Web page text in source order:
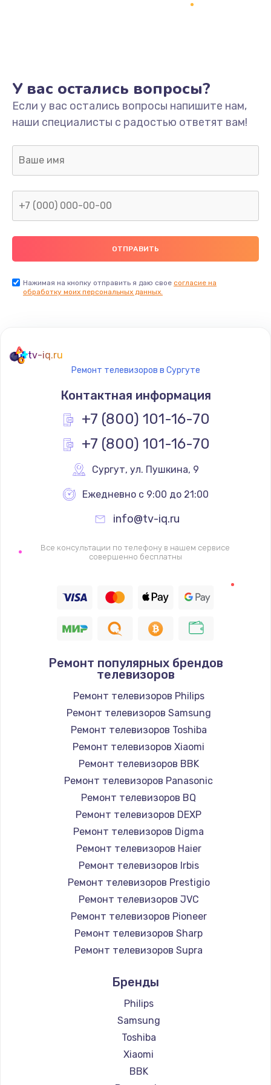
Не включается
1400 руб.
Заказать
Нет звука
800 руб.
Не видит флешку
400 руб.
Заказать
900 руб.
Заказать
900 руб.
Заказать
Не работает
1400 руб.
Восстановление цепи питания, пайка
Заказать
Программный ремонт/прошивка
Замена Bluetooth/Wi-Fi модуля
Заказать
Замена картридера
890 руб.
Заказать
Замена микросхемы NFC
1100 руб.
Заказать
Замена шим-контроллера
Заказать
Настройка Wi-Fi
1030 руб.
Заказать
У вас остались вопросы?
Если у вас остались вопросы напишите нам,
наши специалисты с радостью ответят вам!
Нажимая на кнопку отправить я даю свое согласие на
обработку моих персональных данных.
tv-iq.ru
Ремонт телевизоров в Сургуте
Контактная информация
+7 (800) 101-16-70
+7 (800) 101-16-70
Сургут, ул. Пушкина, 9
Ежедневно с 9:00 до 21:00
info@tv-iq.ru
Все консультации по телефону в нашем сервисе
совершенно бесплатны
Ремонт популярных брендов
телевизоров
Ремонт телевизоров Philips
Ремонт телевизоров Samsung
Ремонт телевизоров Toshiba
Ремонт телевизоров Xiaomi
Ремонт телевизоров BBK
Ремонт телевизоров Panasonic
Ремонт телевизоров BQ
Ремонт телевизоров DEXP
Ремонт телевизоров Digma
Ремонт телевизоров Haier
Ремонт телевизоров Irbis
Ремонт телевизоров Prestigio
Ремонт телевизоров JVC
Ремонт телевизоров Pioneer
Ремонт телевизоров Sharp
Ремонт телевизоров Supra
Ремонт телевизоров Hisense
Ремонт телевизоров Daewoo
Ремонт телевизоров Centek
Ремонт телевизоров Telefunken
Ремонт телевизоров Hyundai
Ремонт телевизоров Doffler
Бренды
Philips
Samsung
Toshiba
Xiaomi
BBK